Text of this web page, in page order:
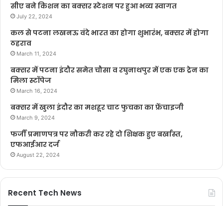
सीए बने किशन का बक्सर स्टेशन पर हुआ भव्य स्वागत
July 22, 2024
कल से पटना लखनऊ वंदे भारत का होगा शुभारंभ, बक्सर में होगा
ठहराव
March 11, 2024
बक्सर में पटना इंदौर समेत चौसा व रघुनाथपुर में एक एक ट्रेन का
मिला स्टॉपेज
March 16, 2024
बक्सर में खुला इंदौर का मशहूर चाट फुचका का फ्रेंचाइजी
March 9, 2024
फर्जी प्रमाणपत्र पर नौकरी कर रहे दो शिक्षक हुए बर्खास्त,
एफआईआर दर्ज
August 22, 2024
Recent Tech News